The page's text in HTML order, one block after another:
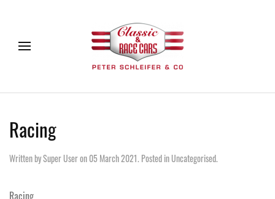
Racing
Written by Super User on05 March 2021. Posted inUncategorised.
Racing